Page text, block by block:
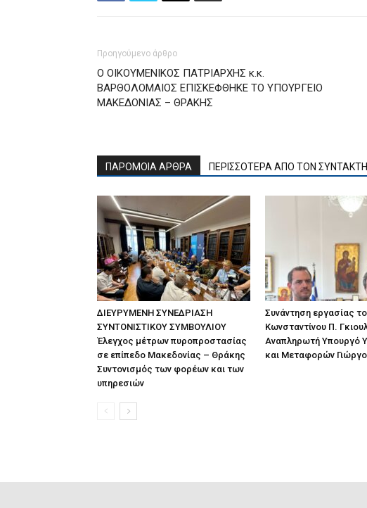
Προηγούμενο άρθρο
Ο ΟΙΚΟΥΜΕΝΙΚΟΣ ΠΑΤΡΙΑΡΧΗΣ κ.κ.
ΒΑΡΘΟΛΟΜΑΙΟΣ ΕΠΙΣΚΕΦΘΗΚΕ ΤΟ ΥΠΟΥΡΓΕΙΟ
ΜΑΚΕΔΟΝΙΑΣ – ΘΡΑΚΗΣ
ΠΑΡΟΜΟΙΑ ΑΡΘΡΑ ΠΕΡΙΣΣΟΤΕΡΑ ΑΠΟ ΤΟΝ ΣΥΝΤΑΚΤΗ
ΔΙΕΥΡΥΜΕΝΗ ΣΥΝΕΔΡΙΑΣΗ
ΣΥΝΤΟΝΙΣΤΙΚΟΥ ΣΥΜΒΟΥΛΙΟΥ
Έλεγχος μέτρων πυροπροστασίας
σε επίπεδο Μακεδονίας – Θράκης
Συντονισμός των φορέων και των
υπηρεσιών
Συνάντηση εργασίας
Κωνσταντίνου Π.
Αναπληρωτή Υπουργό
και Μεταφορών